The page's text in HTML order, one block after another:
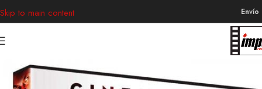
Skip to main content